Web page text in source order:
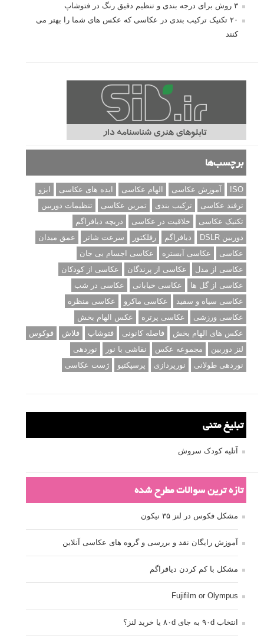
۳ روش برای درجه بندی و تنظیم دقیق رنگ در فتوشاپ
۲۰ تکنیک ترکیب بندی در عکاسی که عکس های شما را بهتر می
کنند
برچسب‌ها
ISO آموزش عکاسی الهام عکاسی ایده های عکاسی
ایزو
ترفند عکاسی
ترکیب بندی تمرین عکاسی
تنظیمات دوربین
تکنیک عکاسی
خلاقیت در عکاسی
دریچه دیافراگم
دوربین DSLR
دیافراگم رفلکتور سرعت شاتر
عمق میدان
عکاسی
عکاسی آبستره
عکاسی اجسام بی جان
عکاسی از مدل
عکاسی از پرندگان
عکاسی از کودکان
عکاسی از گل ها
عکاسی خیابانی
عکاسی در شب
عکاسی سیاه و سفید
عکاسی ماکرو
عکاسی منظره
عکاسی ورزشی
عکاسی پرتره
عکس الهام بخش
عکس های الهام بخش
فاصله کانونی فتوشاپ فلاش
فوکوس
لنز دوربین
مجموعه عکس نقاشی با نور
نوردهی
نوردهی طولانی
نورپردازی پرسپکتیو ژست عکاسی
تبلیغ متنی
آتلیه کودک سروش
تازه ترین سوالات مطرح شده
مشکل فکوس در لنز ۳۵ نیکون
آموزش رایگان نقد و بررسی و گروه های عکاسی آنلاین
مشکل با کم کردن دیافراگم
Fujifilm or Olympus
انتخاب ۹۰d به جای ۸۰d یا خرید لنز؟